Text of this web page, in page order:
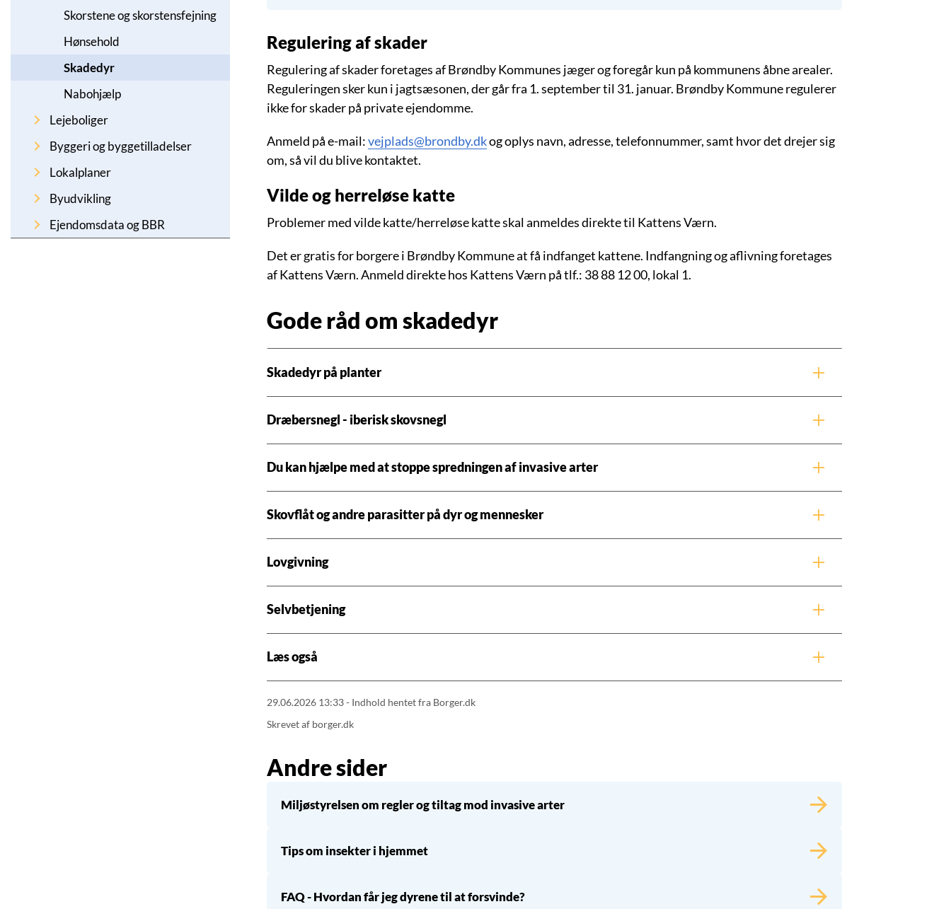
Skorstene og skorstensfejning
Hønsehold
Skadedyr
Nabohjælp
Lejeboliger
Byggeri og byggetilladelser
Lokalplaner
Byudvikling
Ejendomsdata og BBR
Regulering af skader
Regulering af skader foretages af Brøndby Kommunes jæger og foregår kun på kommunens åbne arealer.
Reguleringen sker kun i jagtsæsonen, der går fra 1. september til 31. januar. Brøndby Kommune regulerer
ikke for skader på private ejendomme.
Anmeld på e-mail:vejplads@brondby.dkog oplys navn, adresse, telefonnummer, samt hvor det drejer sig
om, så vil du blive kontaktet.
Vilde og herreløse katte
Problemer med vilde katte/herreløse katte skal anmeldes direkte til Kattens Værn.
Det er gratis for borgere i Brøndby Kommune at få indfanget kattene. Indfangning og aflivning foretages
af Kattens Værn. Anmeld direkte hos Kattens Værn på tlf.: 38 88 12 00, lokal 1.
Gode råd om skadedyr
Skadedyr på planter
Dræbersnegl - iberisk skovsnegl
Du kan hjælpe med at stoppe spredningen af invasive arter
Skovflåt og andre parasitter på dyr og mennesker
Lovgivning
Selvbetjening
Læs også
29.06.2026 13:33 - Indhold hentet fra Borger.dk
Skrevet af borger.dk
Andre sider
Miljøstyrelsen om regler og tiltag mod invasive arter
Tips om insekter i hjemmet
FAQ - Hvordan får jeg dyrene til at forsvinde?